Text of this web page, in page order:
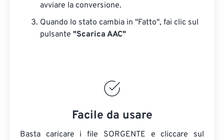
avviare la conversione.
Quando lo stato cambia in "Fatto", fai clic sul
pulsante "Scarica AAC"
Facile da usare
Basta caricare i file SORGENTE e cliccare sul